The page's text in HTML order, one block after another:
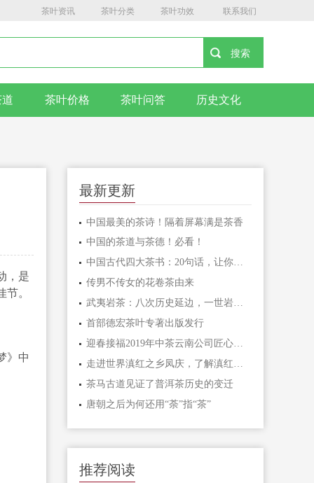
茶叶资讯 茶叶分类 茶叶功效 联系我们
茶叶价格 茶叶问答 历史文化
，是
。
》中
最新更新
中国最美的茶诗！隔着屏幕满是茶香
中国的茶道与茶德！必看！
中国古代四大茶书：20句话，让你更懂茶！
传男不传女的花卷茶由来
武夷岩茶：八次历史延边，一世岩骨花香
首部德宏茶叶专著出版发行
迎春接福2019年中茶云南公司匠心打造五款经典贺
走进世界滇红之乡凤庆，了解滇红的前生今世
茶马古道见证了普洱茶历史的变迁
唐朝之后为何还用“荼”指“茶”
推荐阅读